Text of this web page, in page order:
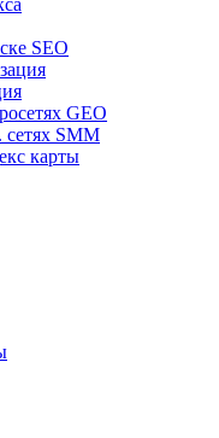
SEO
GEO
SMM
карты